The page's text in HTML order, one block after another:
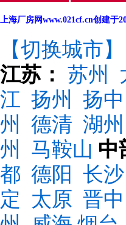
上海厂房网www.021cf.cn创建于
【切换城市】
江苏： 苏州
江 扬州 扬中
州
德清 湖州
州
马鞍山 中
都 德阳 长沙
定 太原 晋中